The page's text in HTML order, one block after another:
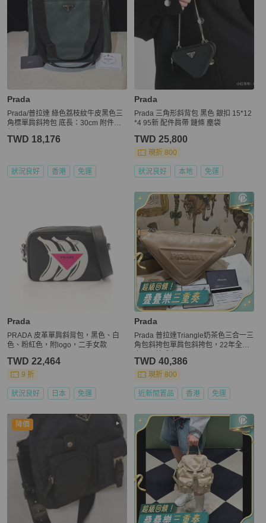
Prada
Prada/普拉達 綠色荔枝紋牛皮黑色三
角標單肩斜挎包 底長：30cm 附件：
TWD 18,176
狀況良好 香港 免運
Prada
Prada 三角形斜背包 黑色 銀扣 15*12
*4 95新 配件肩帶 鏈條 塵袋
TWD 25,800
現折 800
狀況良好 本地 免運
Prada
PRADA 皮革單肩斜背包，黑色、白
色、粉紅色，附logo，二手女款
TWD 22,464
9 折
狀況良好 日本 免運
Prada
Prada 普拉達Triangle奶茶色三合一三
角包斜挎包單肩包斜挎包，22年全
TWD 40,386
現折 800
近新閒置品 香港 免運
降價